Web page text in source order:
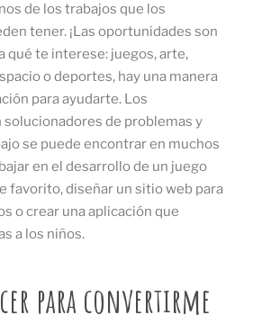
de los trabajos que los
tener. ¡Las oportunidades son
qué te interese: juegos, arte,
o deportes, hay una manera
para ayudarte. Los
de problemas y
se puede encontrar en muchos
en el desarrollo de un juego
favorito, diseñar un sitio web para
o crear una aplicación que
a los niños.
para convertirme